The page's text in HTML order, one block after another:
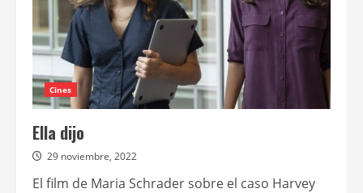
Cines
Ella dijo
29 noviembre, 2022
El film de Maria Schrader sobre el caso Harvey